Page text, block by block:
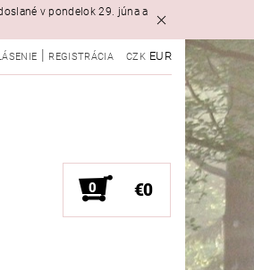
v pondelok 29. júna a
CZK EUR
REGISTRÁCIA
0 €0